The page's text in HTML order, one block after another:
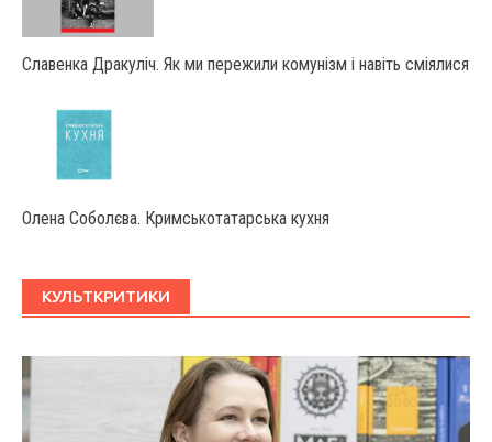
Славенка Дракуліч. Як ми пережили комунізм і навіть сміялися
Олена Соболєва. Кримськотатарська кухня
КУЛЬТКРИТИКИ